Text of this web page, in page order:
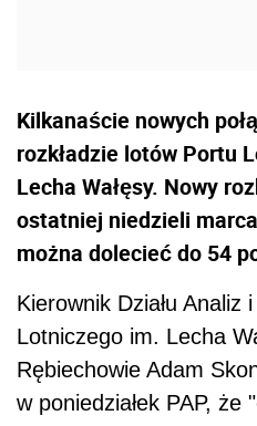
Kilkanaście nowych
rozkładzie lotów Portu
Lecha Wałęsy. Nowy
ostatniej niedzieli
można dolecieć do 54
Kierownik Działu Analiz
Lotniczego im. Lecha
Rębiechowie Adam
w poniedziałek PAP, że